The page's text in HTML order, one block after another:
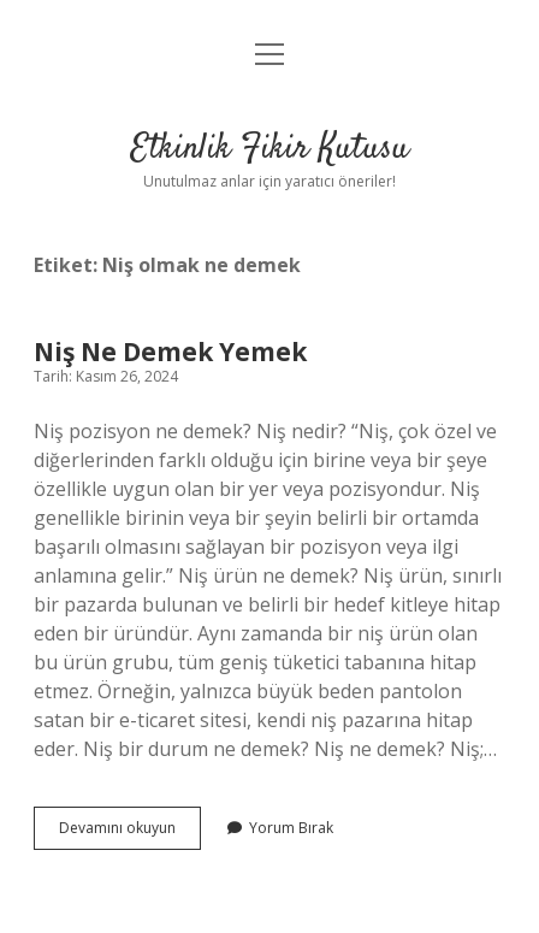
Anasayfa
Yasal Uyarı
menüyü
Etkinlik Fikir Kutusu
Unutulmaz anlar için yaratıcı öneriler!
Etiket: Niş olmak ne demek
Niş Ne Demek Yemek
Tarih: Kasım 26, 2024
Niş pozisyon ne demek? Niş nedir? “Niş, çok özel ve
diğerlerinden farklı olduğu için birine veya bir şeye
özellikle uygun olan bir yer veya pozisyondur. Niş
genellikle birinin veya bir şeyin belirli bir ortamda
başarılı olmasını sağlayan bir pozisyon veya ilgi
anlamına gelir.” Niş ürün ne demek? Niş ürün, sınırlı
bir pazarda bulunan ve belirli bir hedef kitleye hitap
eden bir üründür. Aynı zamanda bir niş ürün olan
bu ürün grubu, tüm geniş tüketici tabanına hitap
etmez. Örneğin, yalnızca büyük beden pantolon
satan bir e-ticaret sitesi, kendi niş pazarına hitap
eder. Niş bir durum ne demek? Niş ne demek? Niş;…
Devamını okuyun
Ne
Yorum Bırak